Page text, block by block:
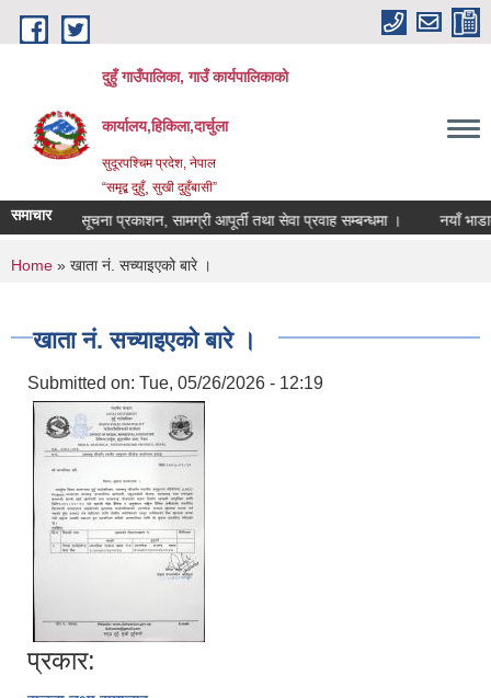
Skip to main content
दुहुँ गाउँपालिका, गाउँ कार्यपालिकाको
कार्यालय,हिकिला,दार्चुला
सुदूरपश्चिम प्रदेश, नेपाल
“समृद्ब दुहुँ¸ सुखी दुहुँबासी”
समाचार सूचना प्रकाशन, सामग्री आपूर्ती तथा सेवा प्रवाह सम्बन्धमा । नयाँ भाडादर
You are here
Home » खाता नं. सच्याइएको बारे ।
खाता नं. सच्याइएको बारे ।
Submitted on: Tue, 05/26/2026 - 12:19
प्रकार: